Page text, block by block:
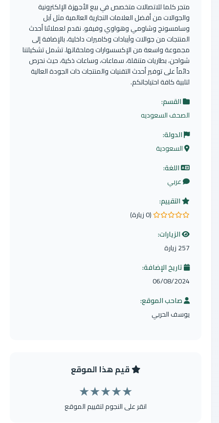
متجر كلما للاتصالات متخصص في بيع الأجهزة الإلكترونية
والجوالات من أفضل العلامات التجارية العالمية مثل آبل
وسامسونج وشاومي وهواوي وفيفو. نقدم لعملائنا أحدث
المنتجات من جوالات وآيبادات وكاميرات داخلية، بالإضافة إلى
مجموعة واسعة من الإكسسوارات وملحقاتها. تشمل تشكيلتنا
شواحن، بطاريات متنقلة، سماعات، وساعات ذكية، حيث نحرص
دائماً على توفير أحدث التقنيات والمنتجات ذات الجودة العالية
لتلبية كافة احتياجاتكم.
القسم:
الصحف السعوديه
الدولة:
السعودية
اللغة:
عربي
التقييم:
0.0 من 5 نجوم
(0 زيارة)
الزيارات:
257 زيارة
تاريخ الإضافة:
06/08/2024
صاحب الموقع:
يوسف الحربي
قيم هذا الموقع
★
★
★
★
★
انقر على النجوم لتقييم الموقع